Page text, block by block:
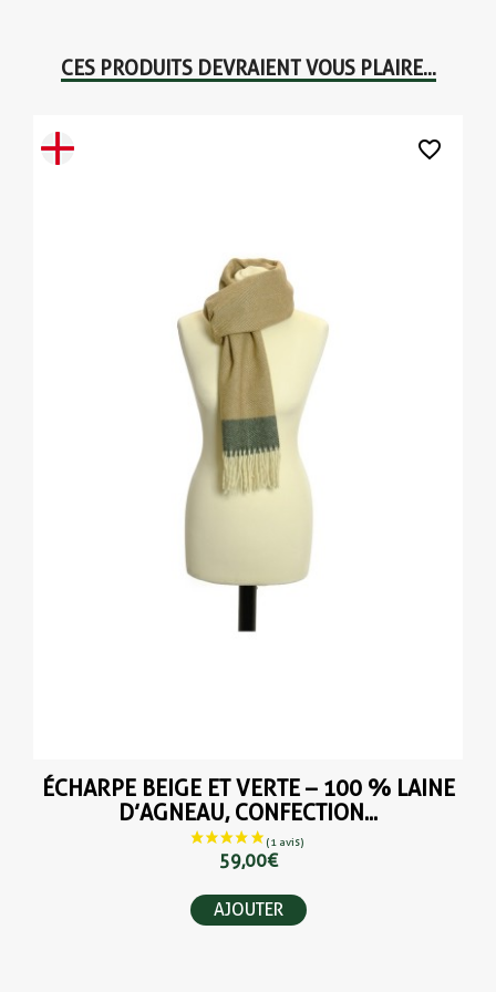
CES PRODUITS DEVRAIENT VOUS PLAIRE...
ÉCHARPE BEIGE ET VERTE – 100 % LAINE
D’AGNEAU, CONFECTION...
59,00 €
AJOUTER
favorite_border